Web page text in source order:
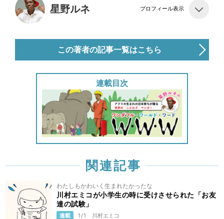
星野ルネ プロフィール表示
この著者の記事一覧はこちら
連載目次
関連記事
わたしもかわいく生まれたかったな
川村エミコが小学生の時に受けさせられた「お友
達の試験」
連載 1/1 川村エミコ